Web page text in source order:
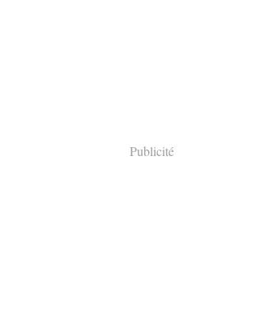
Publicité